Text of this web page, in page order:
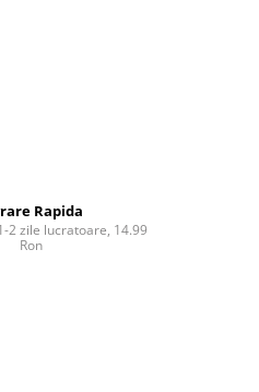
Rapida
2 zile lucratoare, 14.99
Ron